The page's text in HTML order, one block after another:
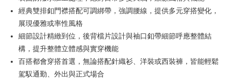
Bank Cathay United
Mega International
Commercial Bank
Taiwan Business Bank
Bank
HSBC Bank (Taiwan)
Hwatai Bank
Union Bank of Taiwan
Far Eastern International
Bank Cathay United
Mega International Commercial
Taiwan Business Bank
HSBC Bank (Taiwan) Limited
Hwatai Bank
Union Bank of Taiwan
Yuanta Commercial Bank
Bank SinoPac
Bank Komersial E.SUN
JKOPAY
Easy Wallet
Pemindahan ATM
經典雙排釦門襟搭配可調綁帶，強調腰線，提供多元穿搭變化，
展現優雅或率性風格
細節設計精緻到位，後背檔片設計與袖口釦帶細節呼應整體結
構，提升整體立體感與實穿機能
百搭都會穿搭首選，無論搭配針織衫、洋裝或西裝褲，皆能輕鬆
駕馭通勤、外出與正式場合